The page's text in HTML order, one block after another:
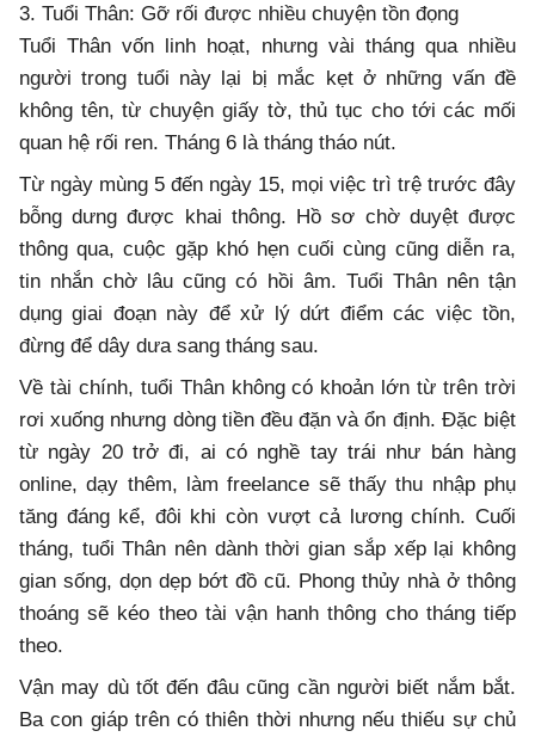
3. Tuổi Thân: Gỡ rối được nhiều chuyện tồn đọng
Tuổi Thân vốn linh hoạt, nhưng vài tháng qua nhiều
người trong tuổi này lại bị mắc kẹt ở những vấn đề
không tên, từ chuyện giấy tờ, thủ tục cho tới các mối
quan hệ rối ren. Tháng 6 là tháng tháo nút.
Từ ngày mùng 5 đến ngày 15, mọi việc trì trệ trước đây
bỗng dưng được khai thông. Hồ sơ chờ duyệt được
thông qua, cuộc gặp khó hẹn cuối cùng cũng diễn ra,
tin nhắn chờ lâu cũng có hồi âm. Tuổi Thân nên tận
dụng giai đoạn này để xử lý dứt điểm các việc tồn,
đừng để dây dưa sang tháng sau.
Về tài chính, tuổi Thân không có khoản lớn từ trên trời
rơi xuống nhưng dòng tiền đều đặn và ổn định. Đặc biệt
từ ngày 20 trở đi, ai có nghề tay trái như bán hàng
online, dạy thêm, làm freelance sẽ thấy thu nhập phụ
tăng đáng kể, đôi khi còn vượt cả lương chính. Cuối
tháng, tuổi Thân nên dành thời gian sắp xếp lại không
gian sống, dọn dẹp bớt đồ cũ. Phong thủy nhà ở thông
thoáng sẽ kéo theo tài vận hanh thông cho tháng tiếp
theo.
Vận may dù tốt đến đâu cũng cần người biết nắm bắt.
Ba con giáp trên có thiên thời nhưng nếu thiếu sự chủ